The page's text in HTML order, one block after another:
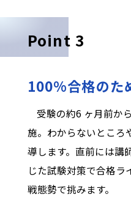
Point 3
100%合格のた
受験の約6 ヶ月前か
施。わからないところ
導します。直前には講
じた試験対策で合格ラ
戦態勢で挑みます。